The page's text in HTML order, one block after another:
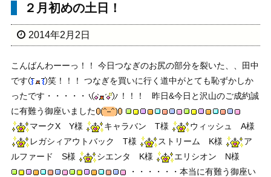
２月初めの土日！
2014年2月2日
こんばんわーーっ！！ 今日つなぎのお尻の部分を裂いた、、田中
です
笑！！！ つなぎを買いに行く道中がとても恥ずかしか
ったです・・・・・
！！！ 昨日&今日と沢山のご成約誠
に有難う御座いました
マークX Y様
キャラバン T様
ウィッシュ A様
レガシィアウトバック T様
ストリーム K様
ア
ルファード S様
シエンタ K様
エリシオン N様
・・・・・・本当に有難う御座い